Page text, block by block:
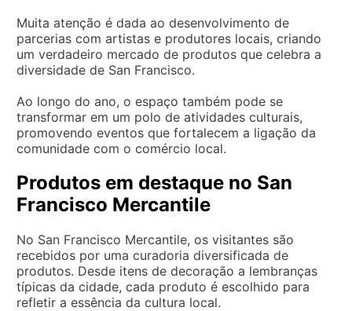
Muita atenção é dada ao desenvolvimento de
parcerias com artistas e produtores locais, criando
um verdadeiro mercado de produtos que celebra a
diversidade de San Francisco.
Ao longo do ano, o espaço também pode se
transformar em um polo de atividades culturais,
promovendo eventos que fortalecem a ligação da
comunidade com o comércio local.
Produtos em destaque no San
Francisco Mercantile
No San Francisco Mercantile, os visitantes são
recebidos por uma curadoria diversificada de
produtos. Desde itens de decoração a lembranças
típicas da cidade, cada produto é escolhido para
refletir a essência da cultura local.